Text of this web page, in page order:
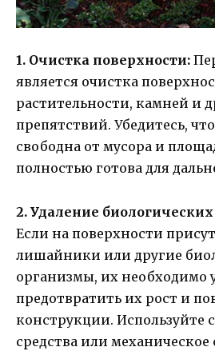
1. Очистка поверхности:
является очистка
растительности, камней и
препятствий. Убедитесь,
свободна от мусора и
полностью готова для
2. Удаление
Если на поверхности
лишайники или другие
организмы, их необходимо
предотвратить их рост и
конструкции. Используйте
средства или механическое